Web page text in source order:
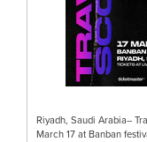
Riyadh, Saudi Arabia--
March 17 at Banban